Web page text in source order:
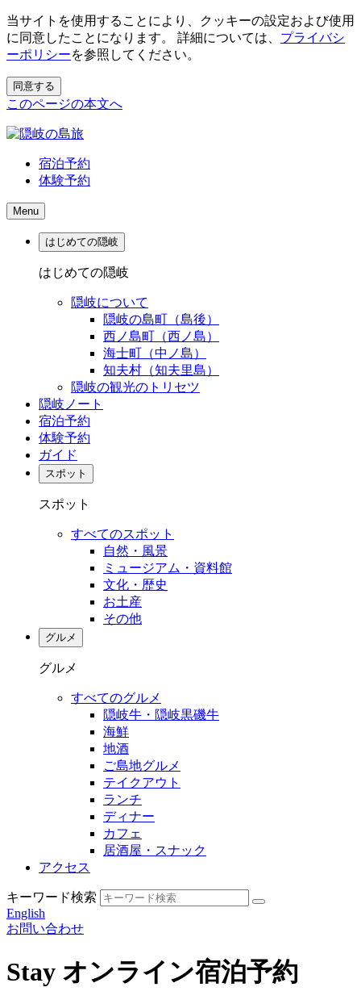
当サイトを使用することにより、クッキーの設定および使用
に同意したことになります。 詳細については、 プライバシ
ーポリシーを参照してください。
同意する
このページの本文へ
宿泊予約
体験予約
Menu
はじめての隠岐
はじめての隠岐
隠岐について
隠岐の島町（島後）
西ノ島町（西ノ島）
海士町（中ノ島）
知夫村（知夫里島）
隠岐の観光のトリセツ
隠岐ノート
宿泊予約
体験予約
ガイド
スポット
スポット
すべてのスポット
自然・風景
ミュージアム・資料館
文化・歴史
お土産
その他
グルメ
グルメ
すべてのグルメ
隠岐牛・隠岐黒磯牛
海鮮
地酒
ご島地グルメ
テイクアウト
ランチ
ディナー
カフェ
居酒屋・スナック
アクセス
キーワード検索
English
お問い合わせ
Stay オンライン宿泊予約